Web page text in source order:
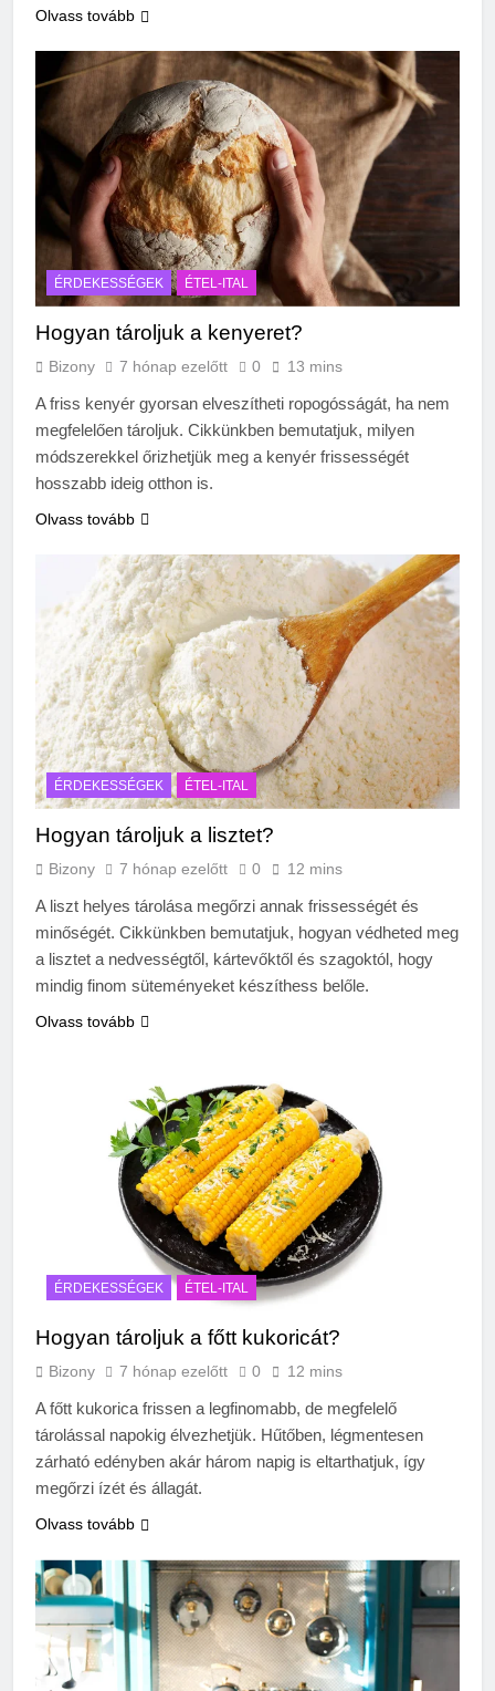
Olvass tovább
ÉRDEKESSÉGEK ÉTEL-ITAL
Hogyan tároljuk a kenyeret?
Bizony 7 hónap ezelőtt 0 13 mins
A friss kenyér gyorsan elveszítheti ropogósságát, ha nem
megfelelően tároljuk. Cikkünkben bemutatjuk, milyen
módszerekkel őrizhetjük meg a kenyér frissességét
hosszabb ideig otthon is.
Olvass tovább
ÉRDEKESSÉGEK ÉTEL-ITAL
Hogyan tároljuk a lisztet?
Bizony 7 hónap ezelőtt 0 12 mins
A liszt helyes tárolása megőrzi annak frissességét és
minőségét. Cikkünkben bemutatjuk, hogyan védheted meg
a lisztet a nedvességtől, kártevőktől és szagoktól, hogy
mindig finom süteményeket készíthess belőle.
Olvass tovább
ÉRDEKESSÉGEK ÉTEL-ITAL
Hogyan tároljuk a főtt kukoricát?
Bizony 7 hónap ezelőtt 0 12 mins
A főtt kukorica frissen a legfinomabb, de megfelelő
tárolással napokig élvezhetjük. Hűtőben, légmentesen
zárható edényben akár három napig is eltarthatjuk, így
megőrzi ízét és állagát.
Olvass tovább